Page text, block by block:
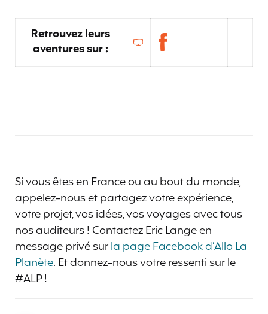
Retrouvez leurs
aventures sur :
Si vous êtes en France ou au bout du monde,
appelez-nous et partagez votre expérience,
votre projet, vos idées, vos voyages avec tous
nos auditeurs ! Contactez Eric Lange en
message privé surla page Facebook d’Allo La
Planète. Et donnez-nous votre ressenti sur le
#ALP !